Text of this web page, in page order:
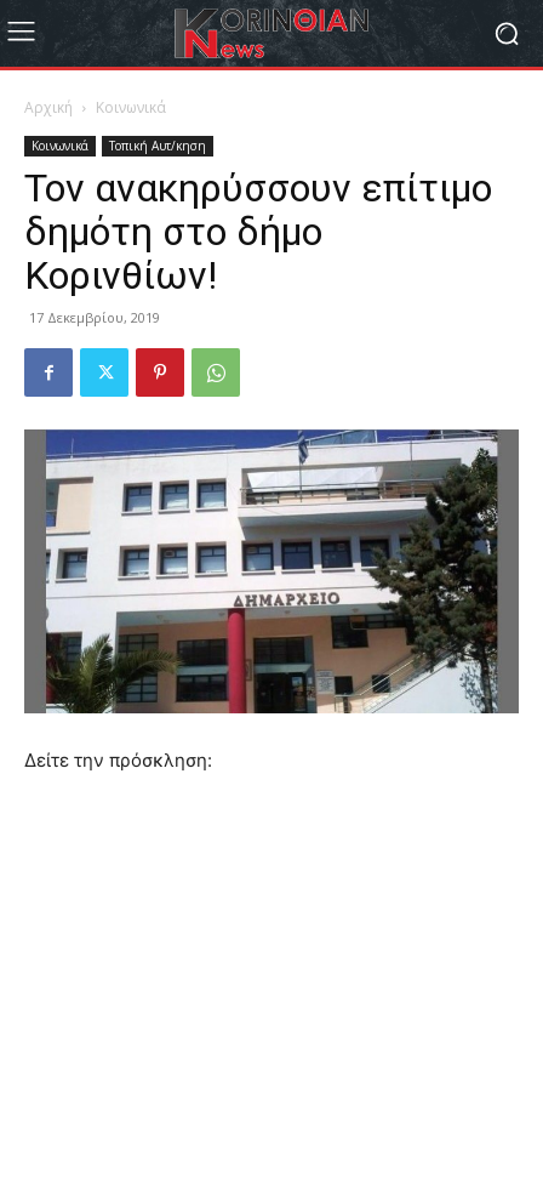
Αρχική Κοινωνικά
Κοινωνικά Τοπική Αυτ/κηση
Τον ανακηρύσσουν επίτιμο
δημότη στο δήμο
Κορινθίων!
17 Δεκεμβρίου, 2019
Δείτε την πρόσκληση: